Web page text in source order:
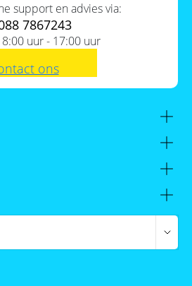
support en advies via:
7867243
8:00 uur - 17:00 uur
ons